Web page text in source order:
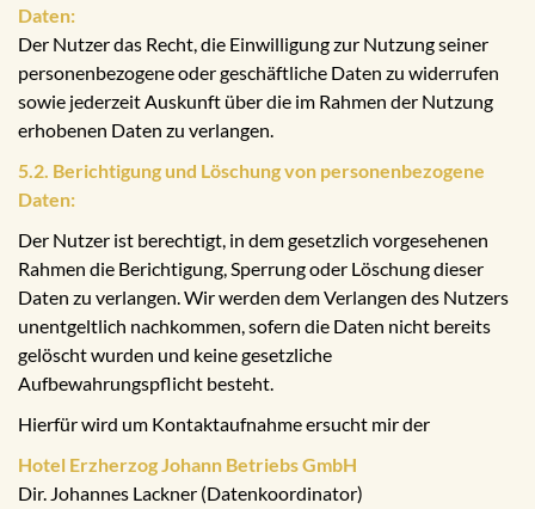
Daten:
Der Nutzer das Recht, die Einwilligung zur Nutzung seiner
personenbezogene oder geschäftliche Daten zu widerrufen
sowie jederzeit Auskunft über die im Rahmen der Nutzung
erhobenen Daten zu verlangen.
5.2. Berichtigung und Löschung von personenbezogene
Daten:
Der Nutzer ist berechtigt, in dem gesetzlich vorgesehenen
Rahmen die Berichtigung, Sperrung oder Löschung dieser
Daten zu verlangen. Wir werden dem Verlangen des Nutzers
unentgeltlich nachkommen, sofern die Daten nicht bereits
gelöscht wurden und keine gesetzliche
Aufbewahrungspflicht besteht.
Hierfür wird um Kontaktaufnahme ersucht mir der
Hotel Erzherzog Johann Betriebs GmbH
Dir. Johannes Lackner (Datenkoordinator)